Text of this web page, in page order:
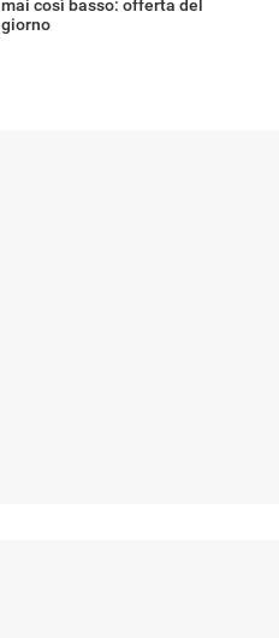
mai così basso: offerta del
giorno